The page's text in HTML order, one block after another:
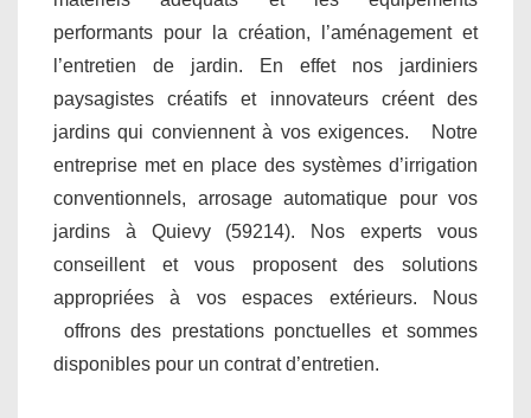
performants pour la création, l’aménagement et
l’entretien de jardin. En effet nos jardiniers
paysagistes créatifs et innovateurs créent des
jardins qui conviennent à vos exigences. Notre
entreprise met en place des systèmes d’irrigation
conventionnels, arrosage automatique pour vos
jardins à Quievy (59214). Nos experts vous
conseillent et vous proposent des solutions
appropriées à vos espaces extérieurs. Nous
offrons des prestations ponctuelles et sommes
disponibles pour un contrat d’entretien.